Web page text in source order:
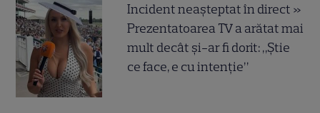
Incident neașteptat în direct »
Prezentatoarea TV a arătat mai
mult decât și-ar fi dorit: „Știe
ce face, e cu intenție”